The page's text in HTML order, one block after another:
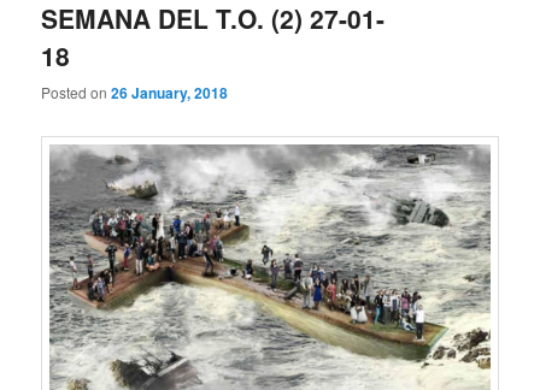
SEMANA DEL T.O. (2) 27-01-
18
Posted on26 January, 2018